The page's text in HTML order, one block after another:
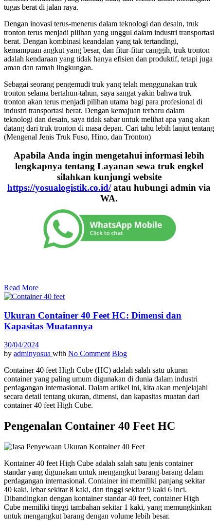
tugas berat di jalan raya.
Dengan inovasi terus-menerus dalam teknologi dan desain, truk
tronton terus menjadi pilihan yang unggul dalam industri transportasi
berat. Dengan kombinasi keandalan yang tak tertandingi,
kemampuan angkut yang besar, dan fitur-fitur canggih, truk tronton
adalah kendaraan yang tidak hanya efisien dan produktif, tetapi juga
aman dan ramah lingkungan.
Sebagai seorang pengemudi truk yang telah menggunakan truk
tronton selama bertahun-tahun, saya sangat yakin bahwa truk
tronton akan terus menjadi pilihan utama bagi para profesional di
industri transportasi berat. Dengan kemajuan terbaru dalam
teknologi dan desain, saya tidak sabar untuk melihat apa yang akan
datang dari truk tronton di masa depan. Cari tahu lebih lanjut tentang
(Mengenal Jenis Truk Fuso, Hino, dan Tronton)
Apabila Anda ingin mengetahui informasi lebih
lengkapnya tentang Layanan sewa truk engkel
silahkan kunjungi website
https://yosualogistik.co.id/atau hubungi admin via
WA.
Read More
Ukuran Container 40 Feet HC: Dimensi dan
Kapasitas Muatannya
30/04/2024
by adminyosua with No Comment Blog
Container 40 feet High Cube (HC) adalah salah satu ukuran
container yang paling umum digunakan di dunia dalam industri
perdagangan internasional. Dalam artikel ini, kita akan menjelajahi
secara detail tentang ukuran, dimensi, dan kapasitas muatan dari
container 40 feet High Cube.
Pengenalan Container 40 Feet HC
Kontainer 40 feet High Cube adalah salah satu jenis container
standar yang digunakan untuk mengangkut barang-barang dalam
perdagangan internasional. Container ini memiliki panjang sekitar
40 kaki, lebar sekitar 8 kaki, dan tinggi sekitar 9 kaki 6 inci.
Dibandingkan dengan kontainer standar 40 feet, container High
Cube memiliki tinggi tambahan sekitar 1 kaki, yang memungkinkan
untuk mengangkut barang dengan volume lebih besar.